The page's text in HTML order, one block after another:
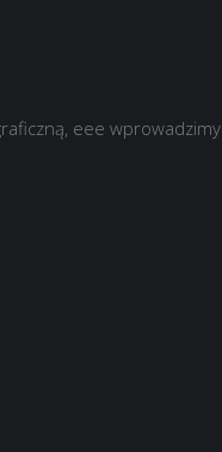
eee wprowadzimy